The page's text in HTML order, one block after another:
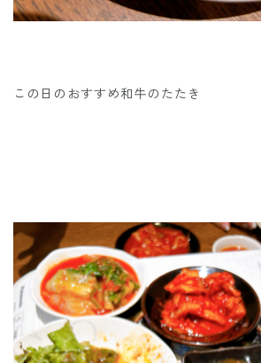
この日のおすすめ和牛のたたき